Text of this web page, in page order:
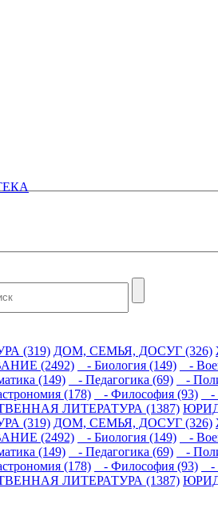
(319) ДОМ, СЕМЬЯ, ДОСУГ (326)
(2492) - Биология (149) -
(149) - Педагогика (69) -
(178) - Философия (93) -
ЛИТЕРАТУРА (1387)
(319) ДОМ, СЕМЬЯ, ДОСУГ (326)
(2492) - Биология (149) -
(149) - Педагогика (69) -
(178) - Философия (93) -
ЛИТЕРАТУРА (1387)